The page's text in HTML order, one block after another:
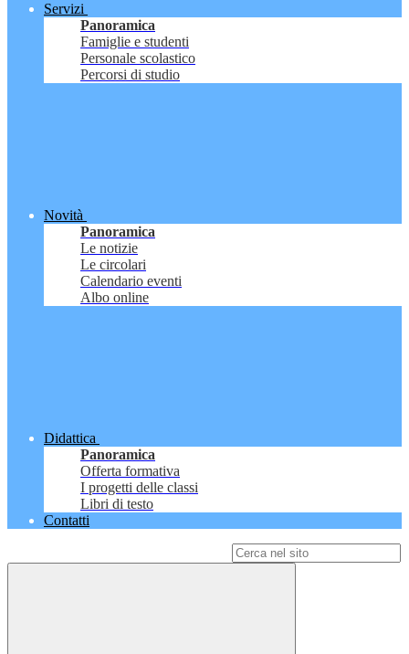
Servizi
Panoramica
Famiglie e studenti
Personale scolastico
Percorsi di studio
Novità
Panoramica
Le notizie
Le circolari
Calendario eventi
Albo online
Didattica
Panoramica
Offerta formativa
I progetti delle classi
Libri di testo
Contatti